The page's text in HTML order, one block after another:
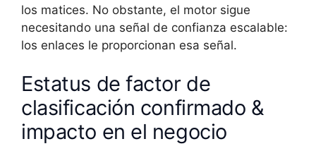
los matices. No obstante, el motor sigue
necesitando una señal de confianza escalable:
los enlaces le proporcionan esa señal.
Estatus de factor de
clasificación confirmado &
impacto en el negocio